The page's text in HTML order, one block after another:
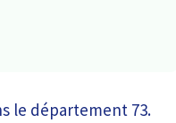
le département 73.